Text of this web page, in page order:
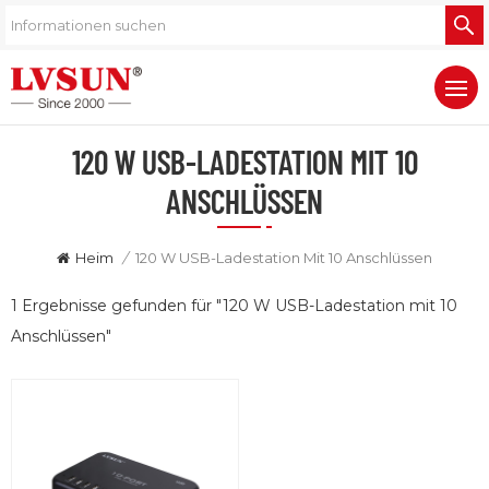
120 W USB-LADESTATION MIT 10
ANSCHLÜSSEN
Heim / 120 W USB-Ladestation Mit 10 Anschlüssen
1 Ergebnisse gefunden für "120 W USB-Ladestation mit 10
Anschlüssen"